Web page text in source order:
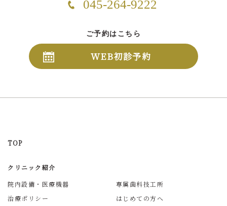
045-264-9222
ご予約はこちら
WEB初診予約
TOP
クリニック紹介
院内設備・医療機器
専属歯科技工所
治療ポリシー
はじめての方へ